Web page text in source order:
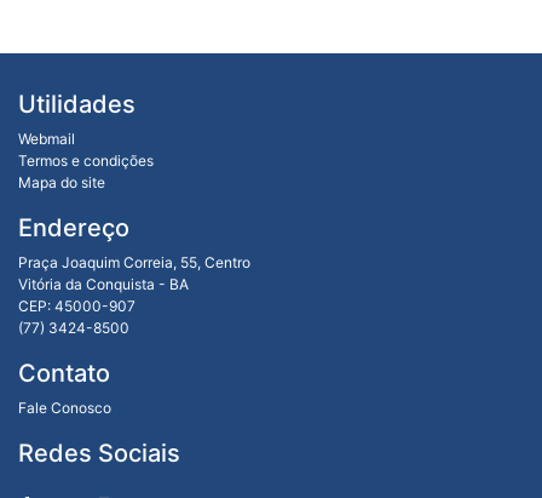
Utilidades
Webmail
Termos e condições
Mapa do site
Endereço
Praça Joaquim Correia, 55, Centro
Vitória da Conquista - BA
CEP: 45000-907
(77) 3424-8500
Contato
Fale Conosco
Redes Sociais